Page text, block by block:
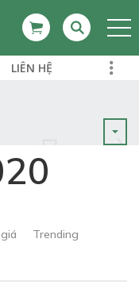
LIÊN HỆ
Trending